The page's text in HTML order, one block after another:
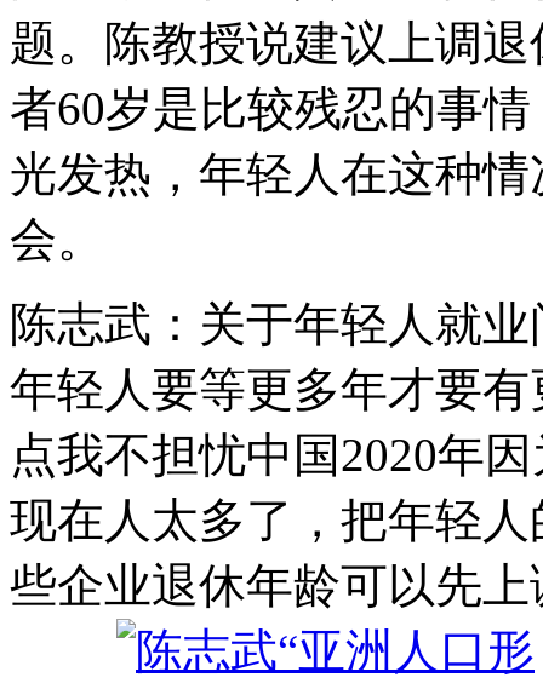
题。陈教授说建议上调
者60岁是比较残忍的事
光发热，年轻人在这种
会。
陈志武：关于年轻人就
年轻人要等更多年才要
点我不担忧中国2020年
现在人太多了，把年轻
些企业退休年龄可以先